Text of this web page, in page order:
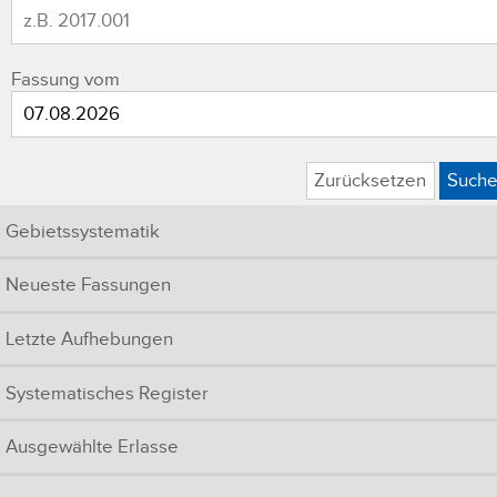
Fassung vom
Zurücksetzen
Gebietssystematik
Neueste Fassungen
Letzte Aufhebungen
Systematisches Register
Ausgewählte Erlasse